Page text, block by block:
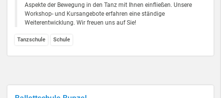
Aspekte der Bewegung in den Tanz mit Ihnen einfließen. Unsere
Workshop- und Kursangebote erfahren eine ständige
Weiterentwicklung. Wir freuen uns auf Sie!
Tanzschule Schule